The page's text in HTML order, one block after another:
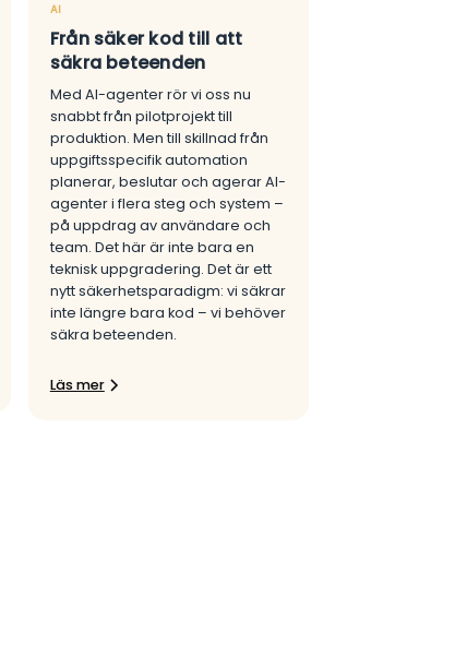
AI
Från säker kod till att
säkra beteenden
Med AI-agenter rör vi oss nu
snabbt från pilotprojekt till
produktion. Men till skillnad från
uppgiftsspecifik automation
planerar, beslutar och agerar AI-
agenter i flera steg och system –
på uppdrag av användare och
team. Det här är inte bara en
teknisk uppgradering. Det är ett
nytt säkerhetsparadigm: vi säkrar
inte längre bara kod – vi behöver
säkra beteenden.
Läs mer